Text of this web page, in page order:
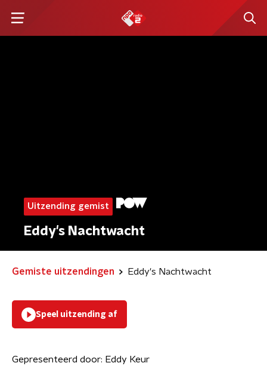
Uitzending gemist
Eddy's Nachtwacht
Gemiste uitzendingen Eddy's Nachtwacht
Speel uitzending af
Gepresenteerd door: Eddy Keur